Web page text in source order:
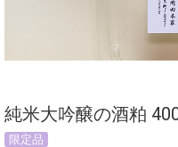
純米大吟醸の酒粕
限定品